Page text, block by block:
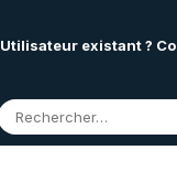
Utilisateur existant ?